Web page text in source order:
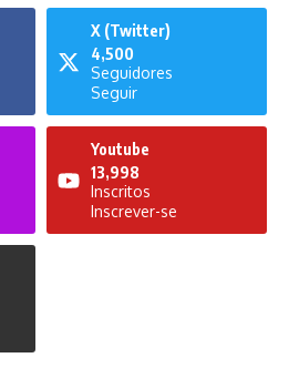
X (Twitter)
4,500
Seguidores
Seguir
Youtube
13,998
Inscritos
Inscrever-se